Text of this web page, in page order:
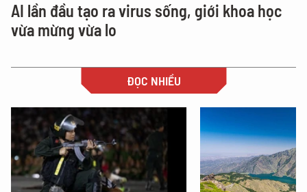
AI lần đầu tạo ra virus sống, giới khoa học
vừa mừng vừa lo
ĐỌC NHIỀU